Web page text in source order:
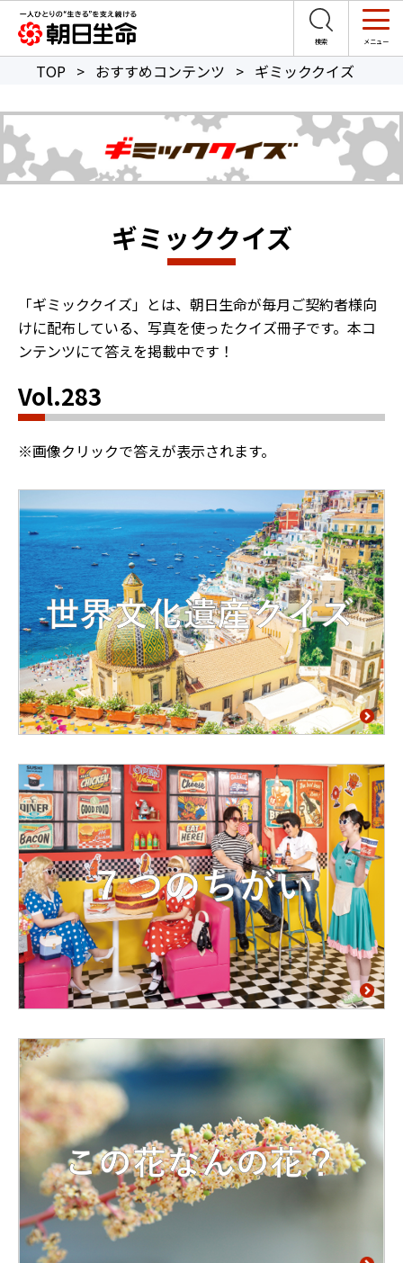
TOP > おすすめコンテンツ > ギミッククイズ
ギミッククイズ
「ギミッククイズ」とは、朝日生命が毎月ご契約者様向
けに配布している、写真を使ったクイズ冊子です。本コ
ンテンツにて答えを掲載中です！
Vol.283
※画像クリックで答えが表示されます。